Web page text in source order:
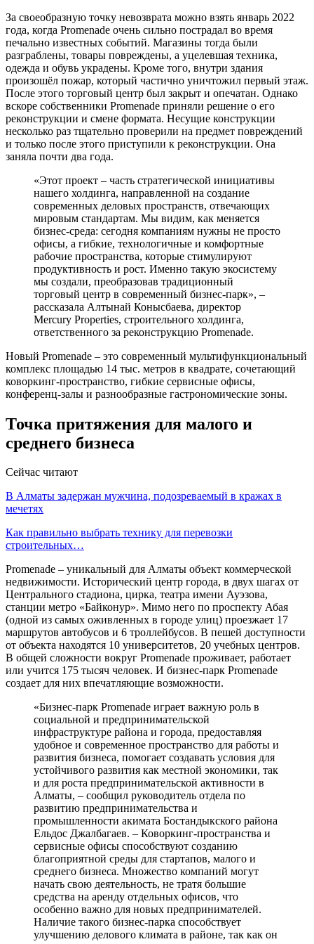
За своеобразную точку невозврата можно взять январь 2022
года, когда Promenade очень сильно пострадал во время
печально известных событий. Магазины тогда были
разграблены, товары повреждены, а уцелевшая техника,
одежда и обувь украдены. Кроме того, внутри здания
произошёл пожар, который частично уничтожил первый этаж.
После этого торговый центр был закрыт и опечатан. Однако
вскоре собственники Promenade приняли решение о его
реконструкции и смене формата. Несущие конструкции
несколько раз тщательно проверили на предмет повреждений
и только после этого приступили к реконструкции. Она
заняла почти два года.
«Этот проект – часть стратегической инициативы
нашего холдинга, направленной на создание
современных деловых пространств, отвечающих
мировым стандартам. Мы видим, как меняется
бизнес-среда: сегодня компаниям нужны не просто
офисы, а гибкие, технологичные и комфортные
рабочие пространства, которые стимулируют
продуктивность и рост. Именно такую экосистему
мы создали, преобразовав традиционный
торговый центр в современный бизнес-парк», –
рассказала Алтынай Конысбаева, директор
Mercury Properties, строительного холдинга,
ответственного за реконструкцию Promenade.
Новый Promenade – это современный мультифункциональный
комплекс площадью 14 тыс. метров в квадрате, сочетающий
коворкинг-пространство, гибкие сервисные офисы,
конференц-залы и разнообразные гастрономические зоны.
Точка притяжения для малого и
среднего бизнеса
Сейчас читают
В Алматы задержан мужчина, подозреваемый в кражах в
мечетях
Как правильно выбрать технику для перевозки
строительных…
Promenade – уникальный для Алматы объект коммерческой
недвижимости. Исторический центр города, в двух шагах от
Центрального стадиона, цирка, театра имени Ауэзова,
станции метро «Байконур». Мимо него по проспекту Абая
(одной из самых оживленных в городе улиц) проезжает 17
маршрутов автобусов и 6 троллейбусов. В пешей доступности
от объекта находятся 10 университетов, 20 учебных центров.
В общей сложности вокруг Promenade проживает, работает
или учится 175 тысяч человек. И бизнес-парк Promenade
создает для них впечатляющие возможности.
«Бизнес-парк Promenade играет важную роль в
социальной и предпринимательской
инфраструктуре района и города, предоставляя
удобное и современное пространство для работы и
развития бизнеса, помогает создавать условия для
устойчивого развития как местной экономики, так
и для роста предпринимательской активности в
Алматы, – сообщил руководитель отдела по
развитию предпринимательства и
промышленности акимата Бостандыкского района
Ельдос Джалбагаев. – Коворкинг-пространства и
сервисные офисы способствуют созданию
благоприятной среды для стартапов, малого и
среднего бизнеса. Множество компаний могут
начать свою деятельность, не тратя большие
средства на аренду отдельных офисов, что
особенно важно для новых предпринимателей.
Наличие такого бизнес-парка способствует
улучшению делового климата в районе, так как он